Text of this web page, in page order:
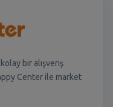
bir alışveriş
Center ile market